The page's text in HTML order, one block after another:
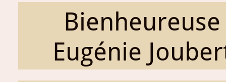
Bienheureuse
Eugénie